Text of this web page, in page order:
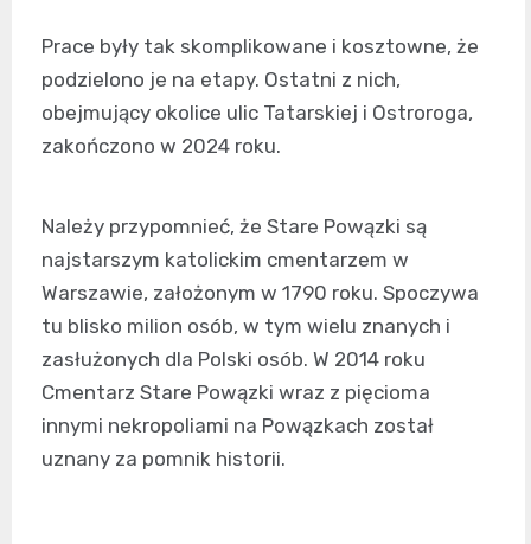
Prace były tak skomplikowane i kosztowne, że
podzielono je na etapy. Ostatni z nich,
obejmujący okolice ulic Tatarskiej i Ostroroga,
zakończono w 2024 roku.
Należy przypomnieć, że Stare Powązki są
najstarszym katolickim cmentarzem w
Warszawie, założonym w 1790 roku. Spoczywa
tu blisko milion osób, w tym wielu znanych i
zasłużonych dla Polski osób. W 2014 roku
Cmentarz Stare Powązki wraz z pięcioma
innymi nekropoliami na Powązkach został
uznany za pomnik historii.